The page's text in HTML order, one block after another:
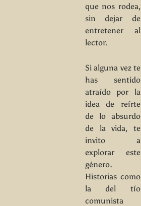
que nos rodea,
sin dejar de
entretener al
lector.
Si alguna vez te
has sentido
atraído por la
idea de reírte
de lo absurdo
de la vida, te
invito a
explorar este
género.
Historias como
la del tío
comunista